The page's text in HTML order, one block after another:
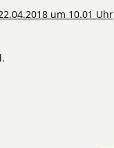
um 10.01 Uhr